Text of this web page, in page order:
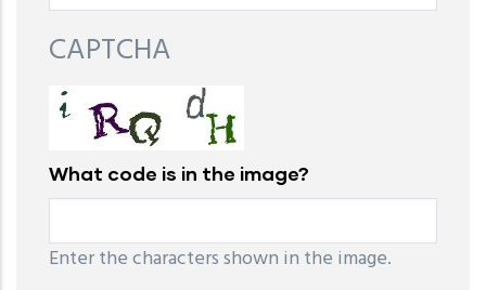
CAPTCHA
What code is in the image?
Enter the characters shown in the image.